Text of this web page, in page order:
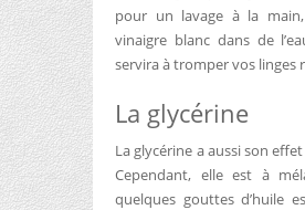
pour un lavage à la
vinaigre blanc dans de
servira à tromper vos linges
La glycérine
La glycérine a aussi son
Cependant, elle est à
quelques gouttes d’huile